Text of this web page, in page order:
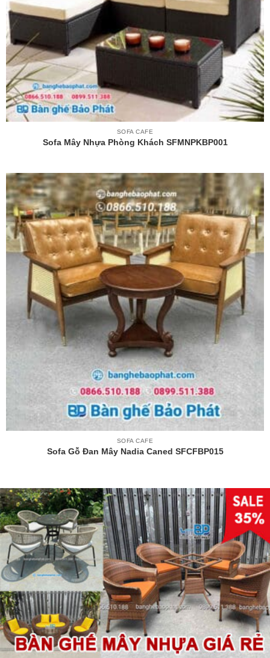
SOFA CAFE
Sofa Mây Nhựa Phòng Khách SFMNPKBP001
SOFA CAFE
Sofa Gỗ Đan Mây Nadia Caned SFCFBP015